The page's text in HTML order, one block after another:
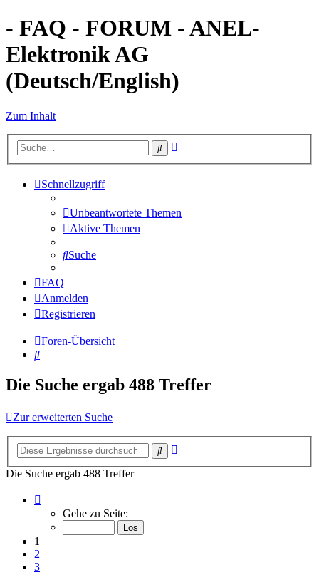
- FAQ - FORUM - ANEL-
Elektronik AG
(Deutsch/English)
Zum Inhalt
Suche
Schnellzugriff
Unbeantwortete Themen
Aktive Themen
Suche
FAQ
Anmelden
Registrieren
Foren-Übersicht
Suche
Die Suche ergab 488 Treffer
Zur erweiterten Suche
Suche
Die Suche ergab 488 Treffer
von
Gehe zu Seite:
1
2
3